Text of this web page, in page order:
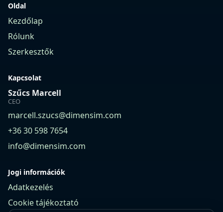
Oldal
Kezdőlap
Rólunk
Szerkesztők
Kapcsolat
Szűcs Marcell
CEO
marcell.szucs@dimensim.com
+36 30 598 7654
info@dimensim.com
Jogi információk
Adatkezelés
Cookie tájékoztató